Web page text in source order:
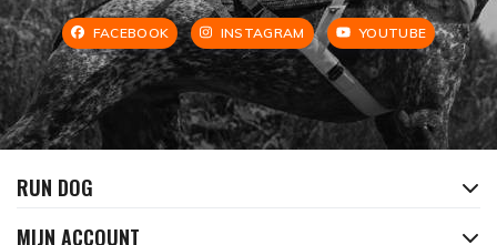
FACEBOOK INSTAGRAM YOUTUBE
RUN DOG
MIJN ACCOUNT